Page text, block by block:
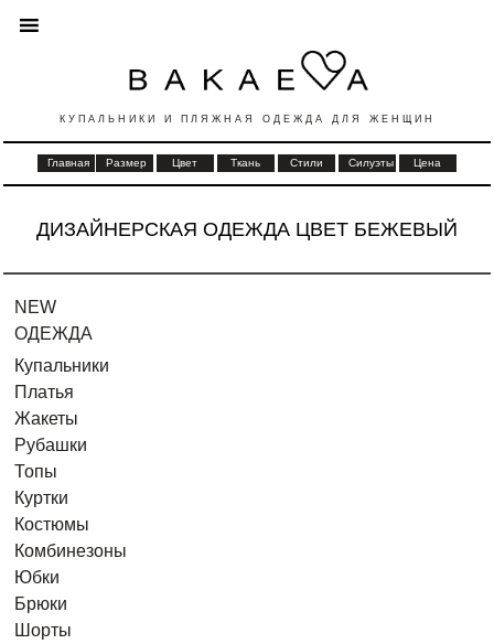
КУПАЛЬНИКИ И ПЛЯЖНАЯ ОДЕЖДА ДЛЯ ЖЕНЩИН
Главная Размер Цвет Ткань Стили Силуэты Цена
ДИЗАЙНЕРСКАЯ ОДЕЖДА ЦВЕТ БЕЖЕВЫЙ
NEW
ОДЕЖДА
Купальники
Платья
Жакеты
Рубашки
Топы
Куртки
Костюмы
Комбинезоны
Юбки
Брюки
Шорты